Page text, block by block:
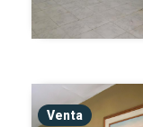
Venta